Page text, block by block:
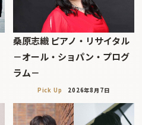
桑原志織 ピアノ・リサイタル
－オール・ショパン・プログ
ラム－
Pick Up 2026年8月7日